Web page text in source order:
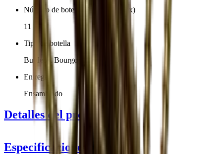
Número de botellas (Burdeos, máx)
11
Tipo de botella
Burdeos, Bourgogne
Entrega
Ensamblado
Detalles del producto
Especificaciones